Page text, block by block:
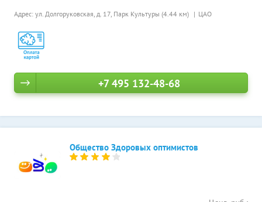
Адрес: ул. Долгоруковская, д. 17, Парк Культуры (4.44 км) ЦАО
+7 495 132-48-68
Общество Здоровых оптимистов